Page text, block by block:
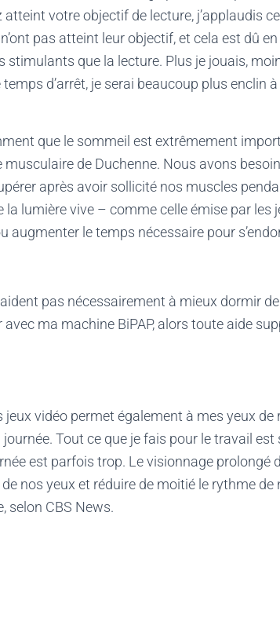
atteint votre objectif de lecture, j’applaudis
pas atteint leur objectif, et cela est dû
stimulants que la lecture. Plus je jouais,
d’arrêt, je serai beaucoup plus enclin
que le sommeil est extrêmement
de Duchenne. Nous avons
après avoir sollicité nos muscles
la lumière vive – comme celle émise par les
augmenter le temps nécessaire pour
pas nécessairement à mieux dormir
avec ma machine BiPAP, alors toute aide
jeux vidéo permet également à mes yeux de
Tout ce que je fais pour le travail est
est parfois trop. Le visionnage prolongé
nos yeux et réduire de moitié le rythme de
selon CBS News.